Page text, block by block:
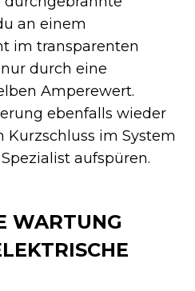
an einem
im transparenten
durch eine
Amperewert.
ebenfalls wieder
im System
aufspüren.
WARTUNG